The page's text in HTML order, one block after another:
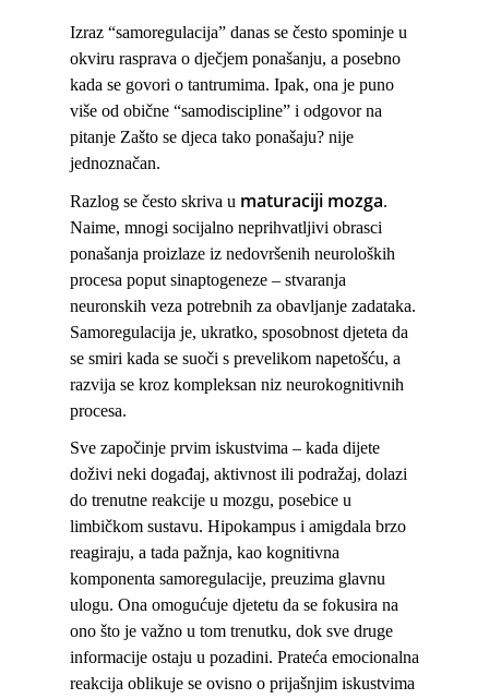
Izraz “samoregulacija” danas se često spominje u
okviru rasprava o dječjem ponašanju, a posebno
kada se govori o tantrumima. Ipak, ona je puno
više od obične “samodiscipline” i odgovor na
pitanje Zašto se djeca tako ponašaju? nije
jednoznačan.
Razlog se često skriva u maturaciji mozga.
Naime, mnogi socijalno neprihvatljivi obrasci
ponašanja proizlaze iz nedovršenih neuroloških
procesa poput sinaptogeneze – stvaranja
neuronskih veza potrebnih za obavljanje zadataka.
Samoregulacija je, ukratko, sposobnost djeteta da
se smiri kada se suoči s prevelikom napetošću, a
razvija se kroz kompleksan niz neurokognitivnih
procesa.
Sve započinje prvim iskustvima – kada dijete
doživi neki događaj, aktivnost ili podražaj, dolazi
do trenutne reakcije u mozgu, posebice u
limbičkom sustavu. Hipokampus i amigdala brzo
reagiraju, a tada pažnja, kao kognitivna
komponenta samoregulacije, preuzima glavnu
ulogu. Ona omogućuje djetetu da se fokusira na
ono što je važno u tom trenutku, dok sve druge
informacije ostaju u pozadini. Prateća emocionalna
reakcija oblikuje se ovisno o prijašnjim iskustvima